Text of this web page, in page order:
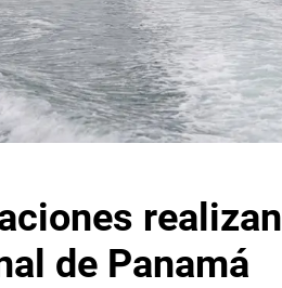
realizan
de Panamá